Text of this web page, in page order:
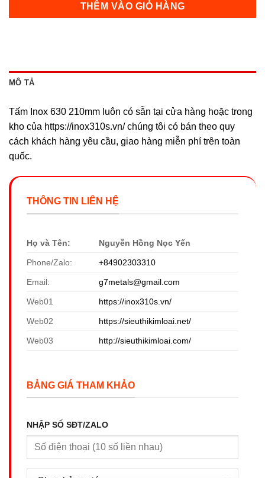
THÊM VÀO GIỎ HÀNG
MÔ TẢ
Tấm Inox 630 210mm luôn có sẵn tại cửa hàng hoặc trong
kho của https://inox310s.vn/ chúng tôi có bán theo quy
cách khách hàng yêu cầu, giao hàng miễn phí trên toàn
quốc.
THÔNG TIN LIÊN HỆ
Họ và Tên: Nguyễn Hồng Nọc Yến
Phone/Zalo: +84902303310
Email: g7metals@gmail.com
Web01 https://inox310s.vn/
Web02 https://sieuthikimloai.net/
Web03 http://sieuthikimloai.com/
BẢNG GIÁ THAM KHẢO
NHẬP SỐ SĐT/ZALO